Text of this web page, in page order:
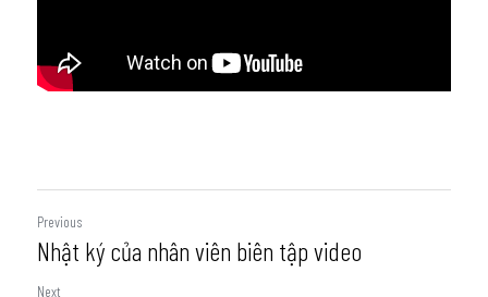
Previous
Nhật ký của nhân viên biên tập video
Next